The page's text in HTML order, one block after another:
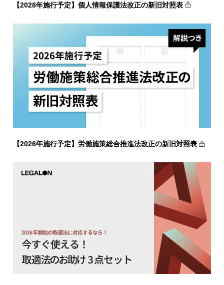
【2028年施行予定】個人情報保護法改正の新旧対照表
【2026年施行予定】労働施策総合推進法改正の新旧対照表